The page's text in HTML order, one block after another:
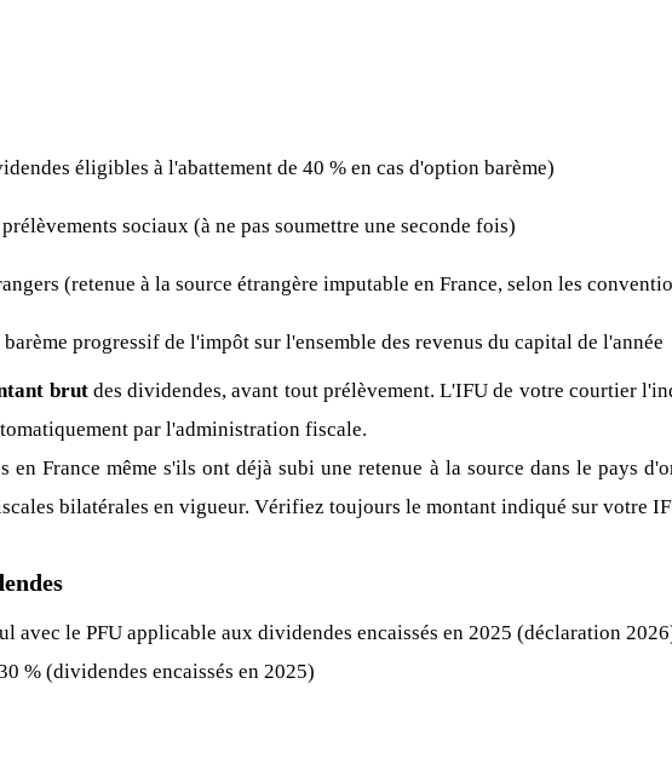
éligibles à l'abattement de 40 % en cas d'option barème)
sociaux (à ne pas soumettre une seconde fois)
(retenue à la source étrangère imputable en France, selon les
progressif de l'impôt sur l'ensemble des revenus du capital de l'année
brutdes dividendes, avant tout prélèvement. L'IFU de votre courtier
par l'administration fiscale.
en France même s'ils ont déjà subi une retenue à la source dans le pays
bilatérales en vigueur. Vérifiez toujours le montant indiqué sur votre
le PFU applicable aux dividendes encaissés en 2025 (déclaration
% (dividendes encaissés en 2025)